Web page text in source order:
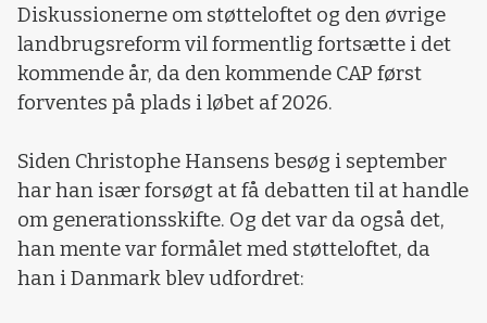
Diskussionerne om støtteloftet og den øvrige
landbrugsreform vil formentlig fortsætte i det
kommende år, da den kommende CAP først
forventes på plads i løbet af 2026.
Siden Christophe Hansens besøg i september
har han især forsøgt at få debatten til at handle
om generationsskifte. Og det var da også det,
han mente var formålet med støtteloftet, da
han i Danmark blev udfordret: